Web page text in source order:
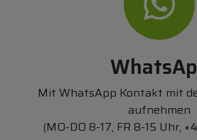
Mit WhatsApp Kontakt mit
aufnehmen
(MO-DO 8-17, FR 8-15 Uhr,